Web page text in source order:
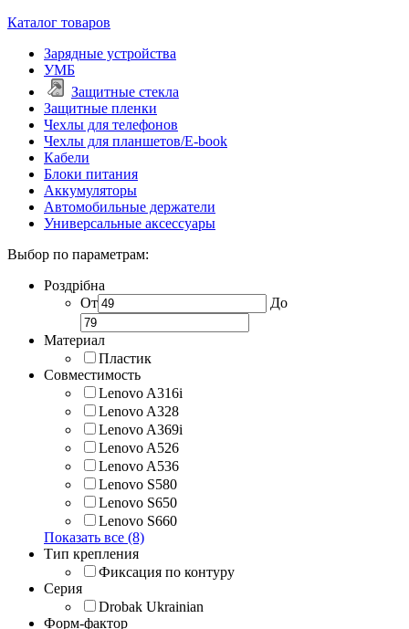
Каталог товаров
Зарядные устройства
УМБ
Защитные стекла
Защитные пленки
Чехлы для телефонов
Чехлы для планшетов/E-book
Кабели
Блоки питания
Аккумуляторы
Автомобильные держатели
Универсальные аксессуары
Выбор по параметрам:
Роздрібна
От
До
Материал
Пластик
Совместимость
Lenovo A316i
Lenovo A328
Lenovo A369i
Lenovo A526
Lenovo A536
Lenovo S580
Lenovo S650
Lenovo S660
Показать все (8)
Тип крепления
Фиксация по контуру
Серия
Drobak Ukrainian
Форм-фактор